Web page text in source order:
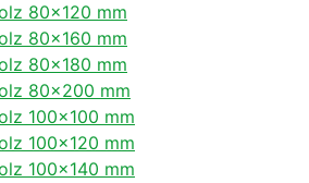
80×120 mm
80×160 mm
80×180 mm
80×200 mm
100×100 mm
100×120 mm
100×140 mm